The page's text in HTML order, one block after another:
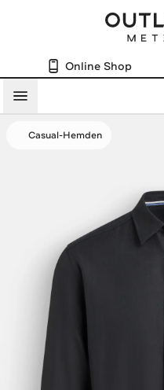
Online Shop
Menü
Casual-Hemden